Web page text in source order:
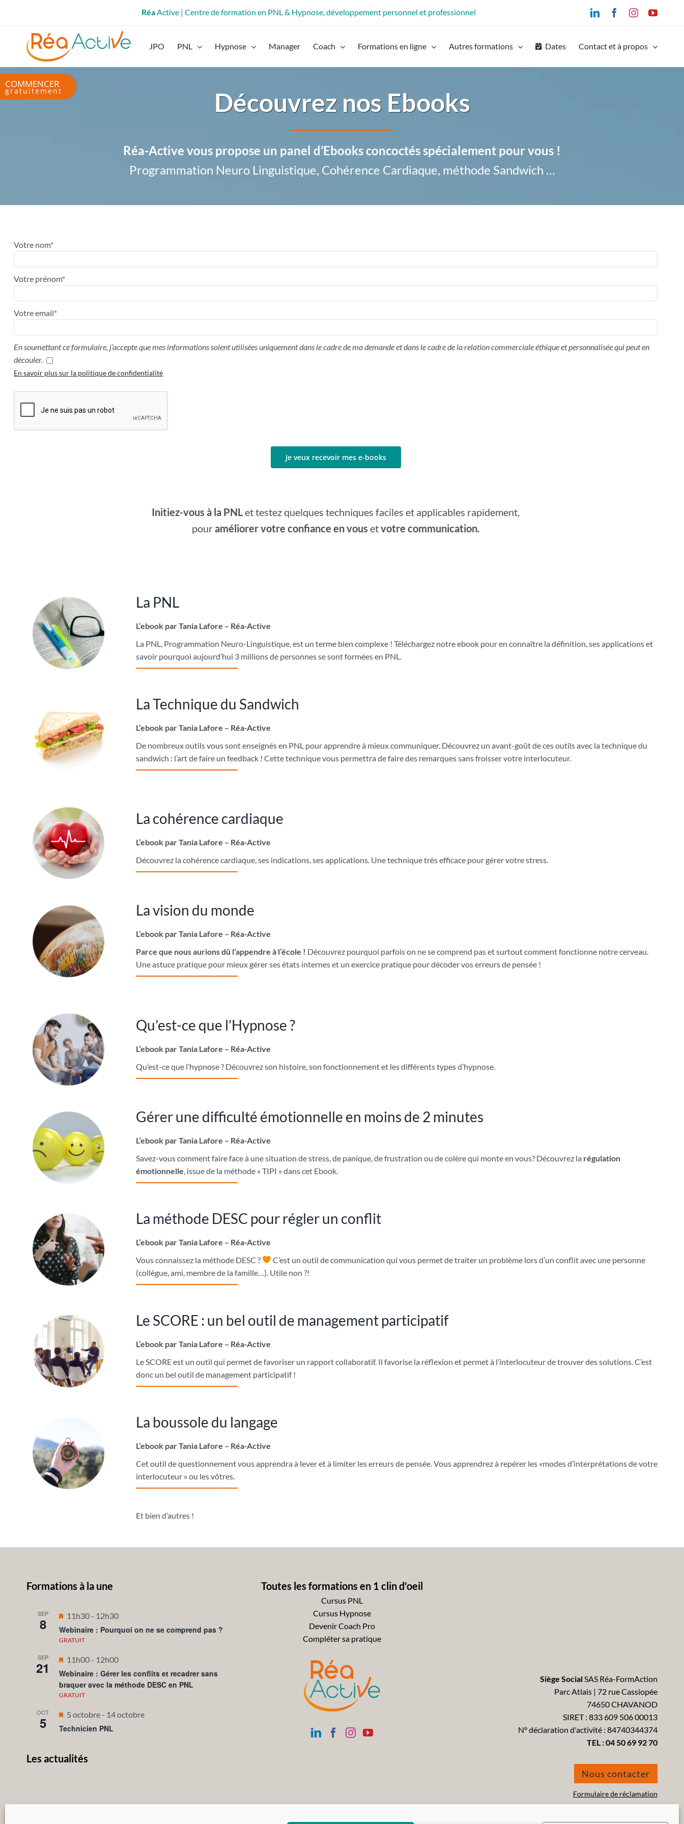
RéaActive | Centre de formation en PNL & Hypnose, développement personnel et professionnel LinkedInFacebookInstagram
JPO PNL Hypnose Manager Coach Formations en ligne Autres formations Dates Contact et à propos
Découvrez nos Ebooks
Réa-Active vous propose un panel d’Ebooks concoctés spécialement pour vous !
Programmation Neuro Linguistique, Cohérence Cardiaque, méthode Sandwich …
Votre nom*
Votre prénom*
Votre email*
En soumettant ce formulaire, j’accepte que mes informations soient utilisées uniquement dans le cadre de ma demande et dans le cadre de la relation commerciale éthique et personnalisée qui peut en
découler.
En savoir plus sur la politique de confidentialité
Initiez-vous à la PNLet testez quelques techniques faciles et applicables rapidement,
pouraméliorer votre confiance en vous etvotre communication.
La PNL
L’ebook par Tania Lafore – Réa-Active
La PNL, Programmation Neuro-Linguistique, est un terme bien complexe ! Téléchargez notre ebook pour en connaître la définition, ses applications et
savoir pourquoi aujourd’hui 3 millions de personnes se sont formées en PNL.
La Technique du Sandwich
L’ebook par Tania Lafore – Réa-Active
De nombreux outils vous sont enseignés en PNL pour apprendre à mieux communiquer. Découvrez un avant-goût de ces outils avec la technique du
sandwich : l’art de faire un feedback ! Cette technique vous permettra de faire des remarques sans froisser votre interlocuteur.
La cohérence cardiaque
L’ebook par Tania Lafore – Réa-Active
Découvrez la cohérence cardiaque, ses indications, ses applications. Une technique très efficace pour gérer votre stress.
La vision du monde
L’ebook par Tania Lafore – Réa-Active
Parce que nous aurions dû l’appendre à l’école ! Découvrez pourquoi parfois on ne se comprend pas et surtout comment fonctionne notre cerveau.
Une astuce pratique pour mieux gérer ses états internes et un exercice pratique pour décoder vos erreurs de pensée !
Qu’est-ce que l’Hypnose ?
L’ebook par Tania Lafore – Réa-Active
Qu’est-ce que l’hypnose ? Découvrez son histoire, son fonctionnement et les différents types d’hypnose.
Gérer une difficulté émotionnelle en moins de 2 minutes
L’ebook par Tania Lafore – Réa-Active
Savez-vous comment faire face à une situation de stress, de panique, de frustration ou de colère qui monte en vous? Découvrez la régulation
émotionnelle, issue de la méthode « TIPI » dans cet Ebook.
La méthode DESC pour régler un conflit
L’ebook par Tania Lafore – Réa-Active
Vous connaissez la méthode DESC ?
C’est un outil de communication qui vous permet de traiter un problème lors d’un conflit avec une personne
(collègue, ami, membre de la famille…). Utile non ?!
Le SCORE : un bel outil de management participatif
L’ebook par Tania Lafore – Réa-Active
Le SCORE est un outil qui permet de favoriser un rapport collaboratif. Il favorise la réflexion et permet à l’interlocuteur de trouver des solutions. C’est
donc un bel outil de management participatif !
La boussole du langage
L’ebook par Tania Lafore – Réa-Active
Cet outil de questionnement vous apprendra à lever et à limiter les erreurs de pensée. Vous apprendrez à repérer les «modes d’interprétations de votre
interlocuteur » ou les vôtres.
Et bien d’autres !
Formations à la une
SEP
8
Mis
en
avant
11h30- 12h30
Webinaire : Pourquoi on ne se comprend pas ?
GRATUIT
SEP
21
Mis
en
avant
11h00- 12h00
Webinaire : Gérer les conflits et recadrer sans
braquer avec la méthode DESC en PNL
GRATUIT
OCT
5
Mis
en
5 octobre- 14 octobre
Technicien PNL
Les actualités
Toutes les formations en 1 clin d'oeil
Cursus PNL
Cursus Hypnose
Devenir Coach Pro
Compléter sa pratique
Siège SocialSAS Réa-FormAction
Parc Atlais | 72 rue Cassiopée
74650 CHAVANOD
SIRET : 833 609 506 00013
N° déclaration d'activité : 84740344374
TEL :04 50 69 92 70
Nous contacter
Formulaire de réclamation
Bascule
de